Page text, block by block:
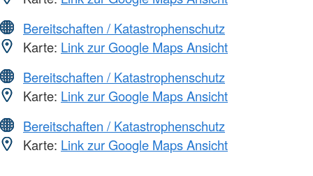
Bereitschaften / Katastrophenschutz
Karte: Link zur Google Maps Ansicht
Bereitschaften / Katastrophenschutz
Karte: Link zur Google Maps Ansicht
Bereitschaften / Katastrophenschutz
Karte: Link zur Google Maps Ansicht